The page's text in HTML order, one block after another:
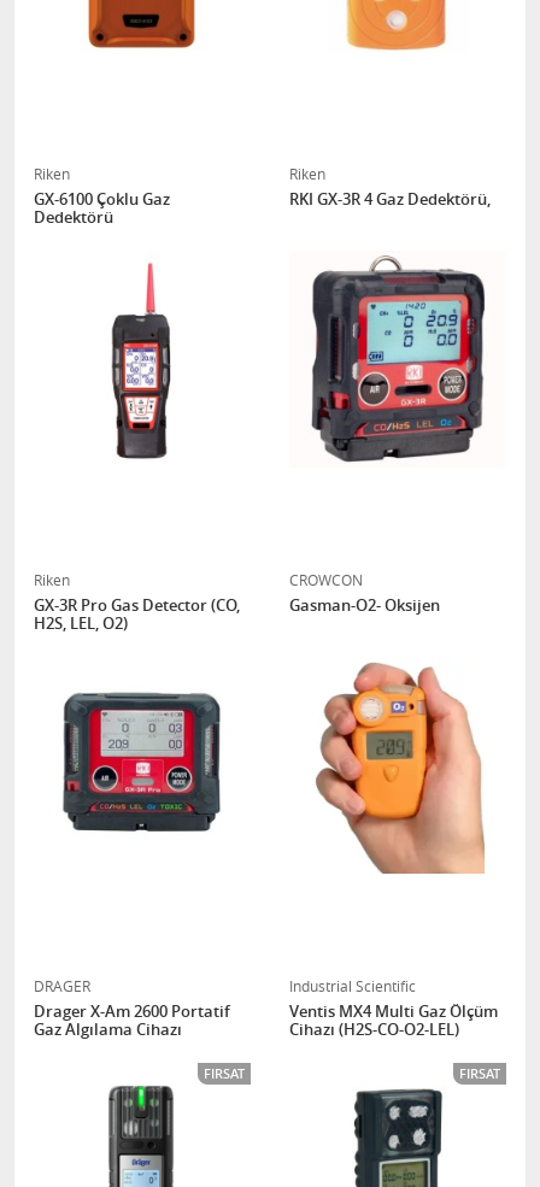
Riken
GX-6100 Çoklu Gaz
Dedektörü
Riken
RKI GX-3R 4 Gaz Dedektörü,
Riken
GX-3R Pro Gas Detector (CO,
H2S, LEL, O2)
CROWCON
Gasman-O2- Oksijen
DRAGER
Drager X-Am 2600 Portatif
Gaz Algılama Cihazı
FIRSAT
Industrial Scientific
Ventis MX4 Multi Gaz Ölçüm
Cihazı (H2S-CO-O2-LEL)
FIRSAT